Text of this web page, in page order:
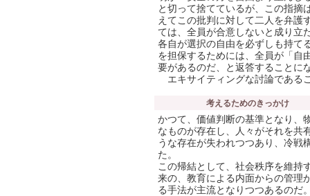
と切って捨てているが、この指摘
えてこの批判に対して二人を弁護
ては、全員が合意しないと成り立
各自が選択の自由を必ずしも持て
を担保するためには、全員が「自
要があるのだ、と返答することに
エキサイティングな討論である
考えるためのきっかけ
かつて、価値判断の基準となり、
なものが存在し、人々がそれを共
うな存在が失われつつあり、冷戦
た。
この帰結として、社会秩序を維持
来の、教育による内面からの管理
る手法が主流となりつつあるのだ